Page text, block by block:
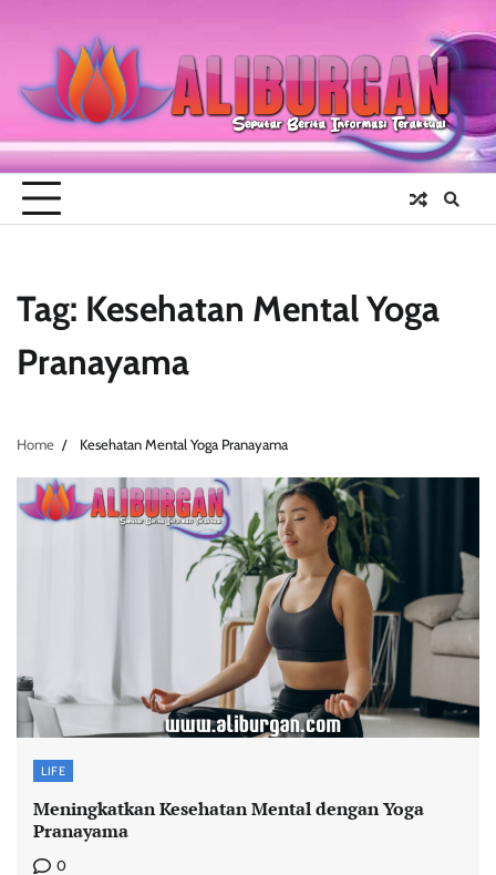
Tag: Kesehatan Mental Yoga
Pranayama
Home Kesehatan Mental Yoga Pranayama
LIFE
Meningkatkan Kesehatan Mental dengan Yoga
Pranayama
0